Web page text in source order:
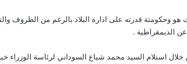
وحكومتة قدرته على ادارة البلاد بالرغم من الظروف
عن الديمقراطية .
استلام السيد محمد شياع السوداني لرئاسة الوزراء